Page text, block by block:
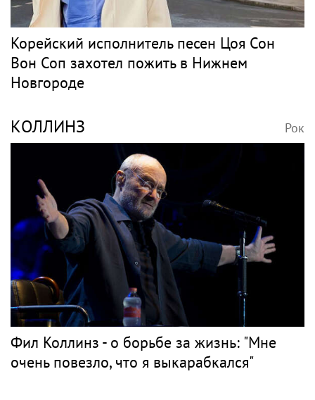
Корейский исполнитель песен Цоя Сон
Вон Соп захотел пожить в Нижнем
Новгороде
КОЛЛИНЗ Рок
Фил Коллинз - о борьбе за жизнь: "Мне
очень повезло, что я выкарабкался"